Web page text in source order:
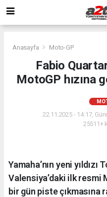
Anasayfa Moto-GP
Fabio
MotoGP hızına
22.11.2025 - 14:17,
25511+
Yamaha’nın yeni yıldızı
Valensiya’daki ilk resmi
bir gün piste çıkmasına